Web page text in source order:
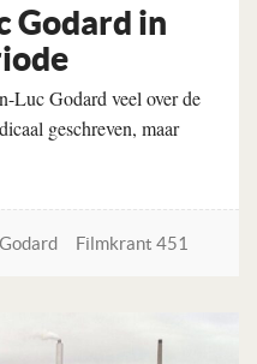
Godard in
Luc Godard veel over de
geschreven, maar
Filmkrant 451